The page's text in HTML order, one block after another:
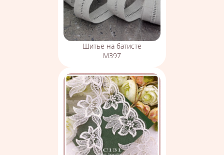
Шитье на батисте
М397